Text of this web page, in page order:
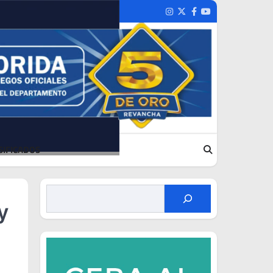
Instagram
TwitterFacebook
Youtube